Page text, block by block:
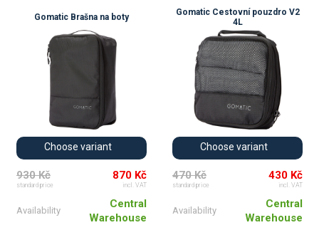
Gomatic Brašna na boty
Choose variant
930 Kč
standard price
870 Kč
incl. VAT
Availability
Central
Warehouse
Gomatic Cestovní pouzdro V2
4L
Choose variant
470 Kč
standard price
430 Kč
incl. VAT
Availability
Central
Warehouse